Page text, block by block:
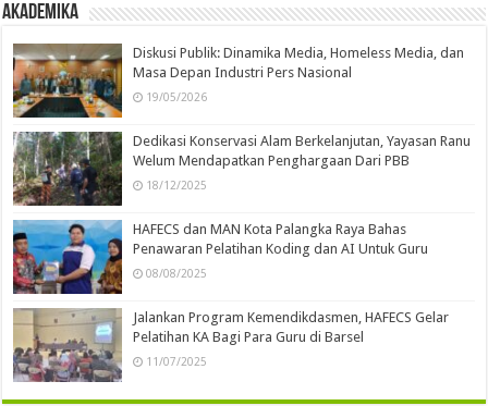
Akademika
Diskusi Publik: Dinamika Media, Homeless Media, dan
Masa Depan Industri Pers Nasional
19/05/2026
Dedikasi Konservasi Alam Berkelanjutan, Yayasan Ranu
Welum Mendapatkan Penghargaan Dari PBB
18/12/2025
HAFECS dan MAN Kota Palangka Raya Bahas
Penawaran Pelatihan Koding dan AI Untuk Guru
08/08/2025
Jalankan Program Kemendikdasmen, HAFECS Gelar
Pelatihan KA Bagi Para Guru di Barsel
11/07/2025